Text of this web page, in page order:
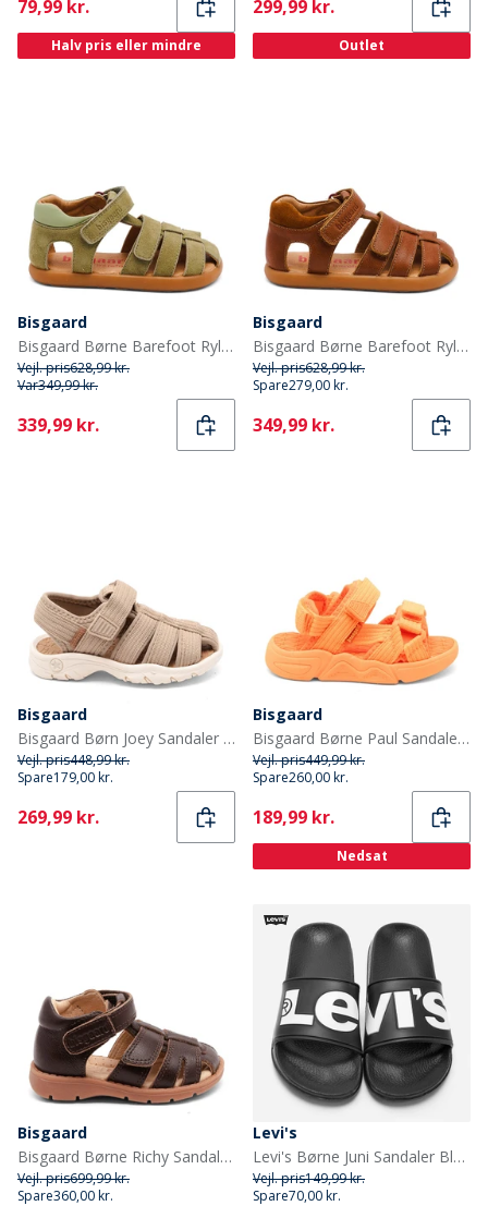
Current
79,99 kr.
Halv pris eller mindre
Current
299,99 kr.
Outlet
Bisgaard
Bisgaard Børne Barefoot Ryle Sandaler Sage
Vejl. pris628,99 kr.
Var349,99 kr.
Current
339,99 kr.
Bisgaard
Bisgaard Børne Barefoot Ryle Sandaler Cognac
Vejl. pris628,99 kr.
Spare279,00 kr.
Current
349,99 kr.
Bisgaard
Bisgaard Børn Joey Sandaler Stone
Vejl. pris448,99 kr.
Spare179,00 kr.
Current
269,99 kr.
Bisgaard
Bisgaard Børne Paul Sandaler Orange
Vejl. pris449,99 kr.
Spare260,00 kr.
Current
189,99 kr.
Nedsat
Bisgaard
Bisgaard Børne Richy Sandaler Dark Brown
Vejl. pris699,99 kr.
Spare360,00 kr.
Levi's
Levi's Børne Juni Sandaler Black 0003
Vejl. pris149,99 kr.
Spare70,00 kr.